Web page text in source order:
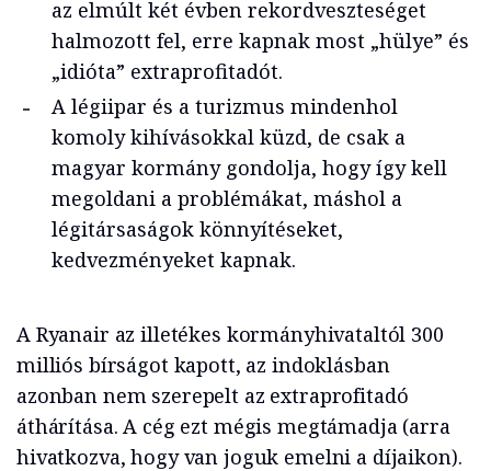
az elmúlt két évben rekordveszteséget
halmozott fel, erre kapnak most „hülye” és
„idióta” extraprofitadót.
A légiipar és a turizmus mindenhol
komoly kihívásokkal küzd, de csak a
magyar kormány gondolja, hogy így kell
megoldani a problémákat, máshol a
légitársaságok könnyítéseket,
kedvezményeket kapnak.
A Ryanair az illetékes kormányhivataltól 300
milliós bírságot kapott, az indoklásban
azonban nem szerepelt az extraprofitadó
áthárítása. A cég ezt mégis megtámadja (arra
hivatkozva, hogy van joguk emelni a díjaikon).